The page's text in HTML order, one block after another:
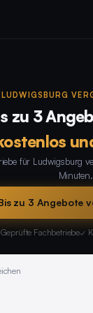
LUDWIGSBURG
zu 3
für Ludwigsburg
Minuten.
zu 3 Angebote
Fachbetriebe✓